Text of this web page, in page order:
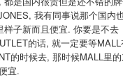
我有同事说那个国内
样子新而且便宜. 你要是不去
的话, 就一定要等
的时候去, 那时候MALL里
宜.